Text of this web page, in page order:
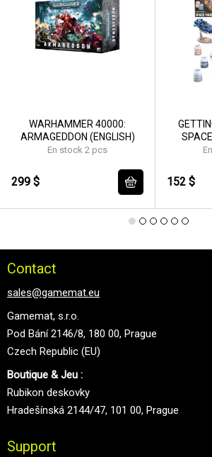
WARHAMMER 40000:
ARMAGEDDON (ENGLISH)
En stock 2 pcs
299 $ 152 $
Contact
sales@gamemat.eu
Gamemat, s.r.o.
Pod Bání 2146/8, 180 00, Prague
Czech Republic (EU)
Boutique & Jeu :
Rubikon deskovky
Hradešínská 2144/47, 101 00, Prague
Support